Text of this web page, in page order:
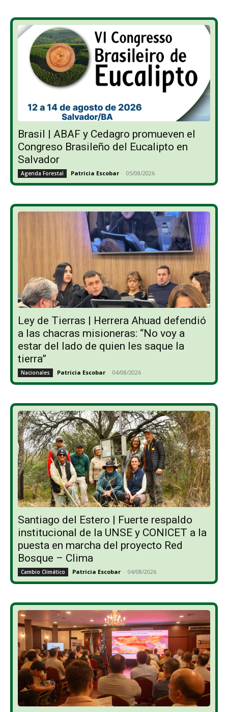
Brasil | ABAF y Cedagro promueven el
Congreso Brasileño del Eucalipto en
Salvador
Agenda Forestal Patricia Escobar - 05/08/2026
Ley de Tierras | Herrera Ahuad defendió
a las chacras misioneras: “No voy a
estar del lado de quien les saque la
tierra”
Nacionales Patricia Escobar - 04/08/2026
Santiago del Estero | Fuerte respaldo
institucional de la UNSE y CONICET a la
puesta en marcha del proyecto Red
Bosque – Clima
Cambio Climático Patricia Escobar - 04/08/2026